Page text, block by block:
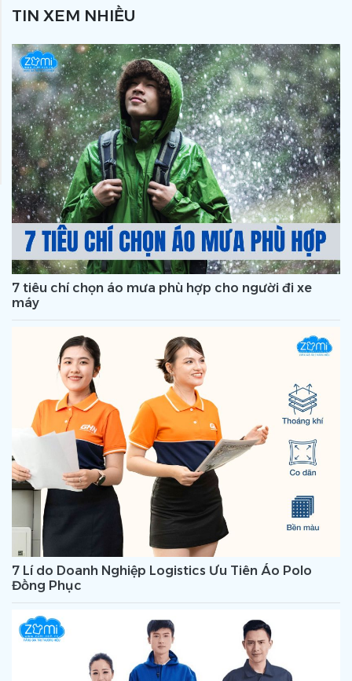
TIN XEM NHIỀU
7 tiêu chí chọn áo mưa phù hợp cho người đi xe
máy
7 Lí do Doanh Nghiệp Logistics Ưu Tiên Áo Polo
Đồng Phục